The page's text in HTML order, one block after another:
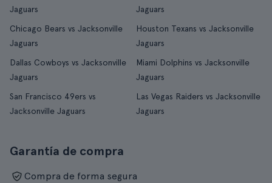
Jaguars
Jaguars
Chicago Bears vs Jacksonville
Jaguars
Houston Texans vs Jacksonville
Jaguars
Dallas Cowboys vs Jacksonville
Jaguars
Miami Dolphins vs Jacksonville
Jaguars
San Francisco 49ers vs
Jacksonville Jaguars
Las Vegas Raiders vs Jacksonville
Jaguars
Garantía de compra
Compra de forma segura